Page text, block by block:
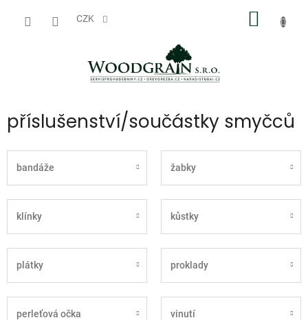
CZK
příslušenství/součástky smyčců
bandáže žabky
klínky kůstky
plátky proklady
perleťová očka vinutí